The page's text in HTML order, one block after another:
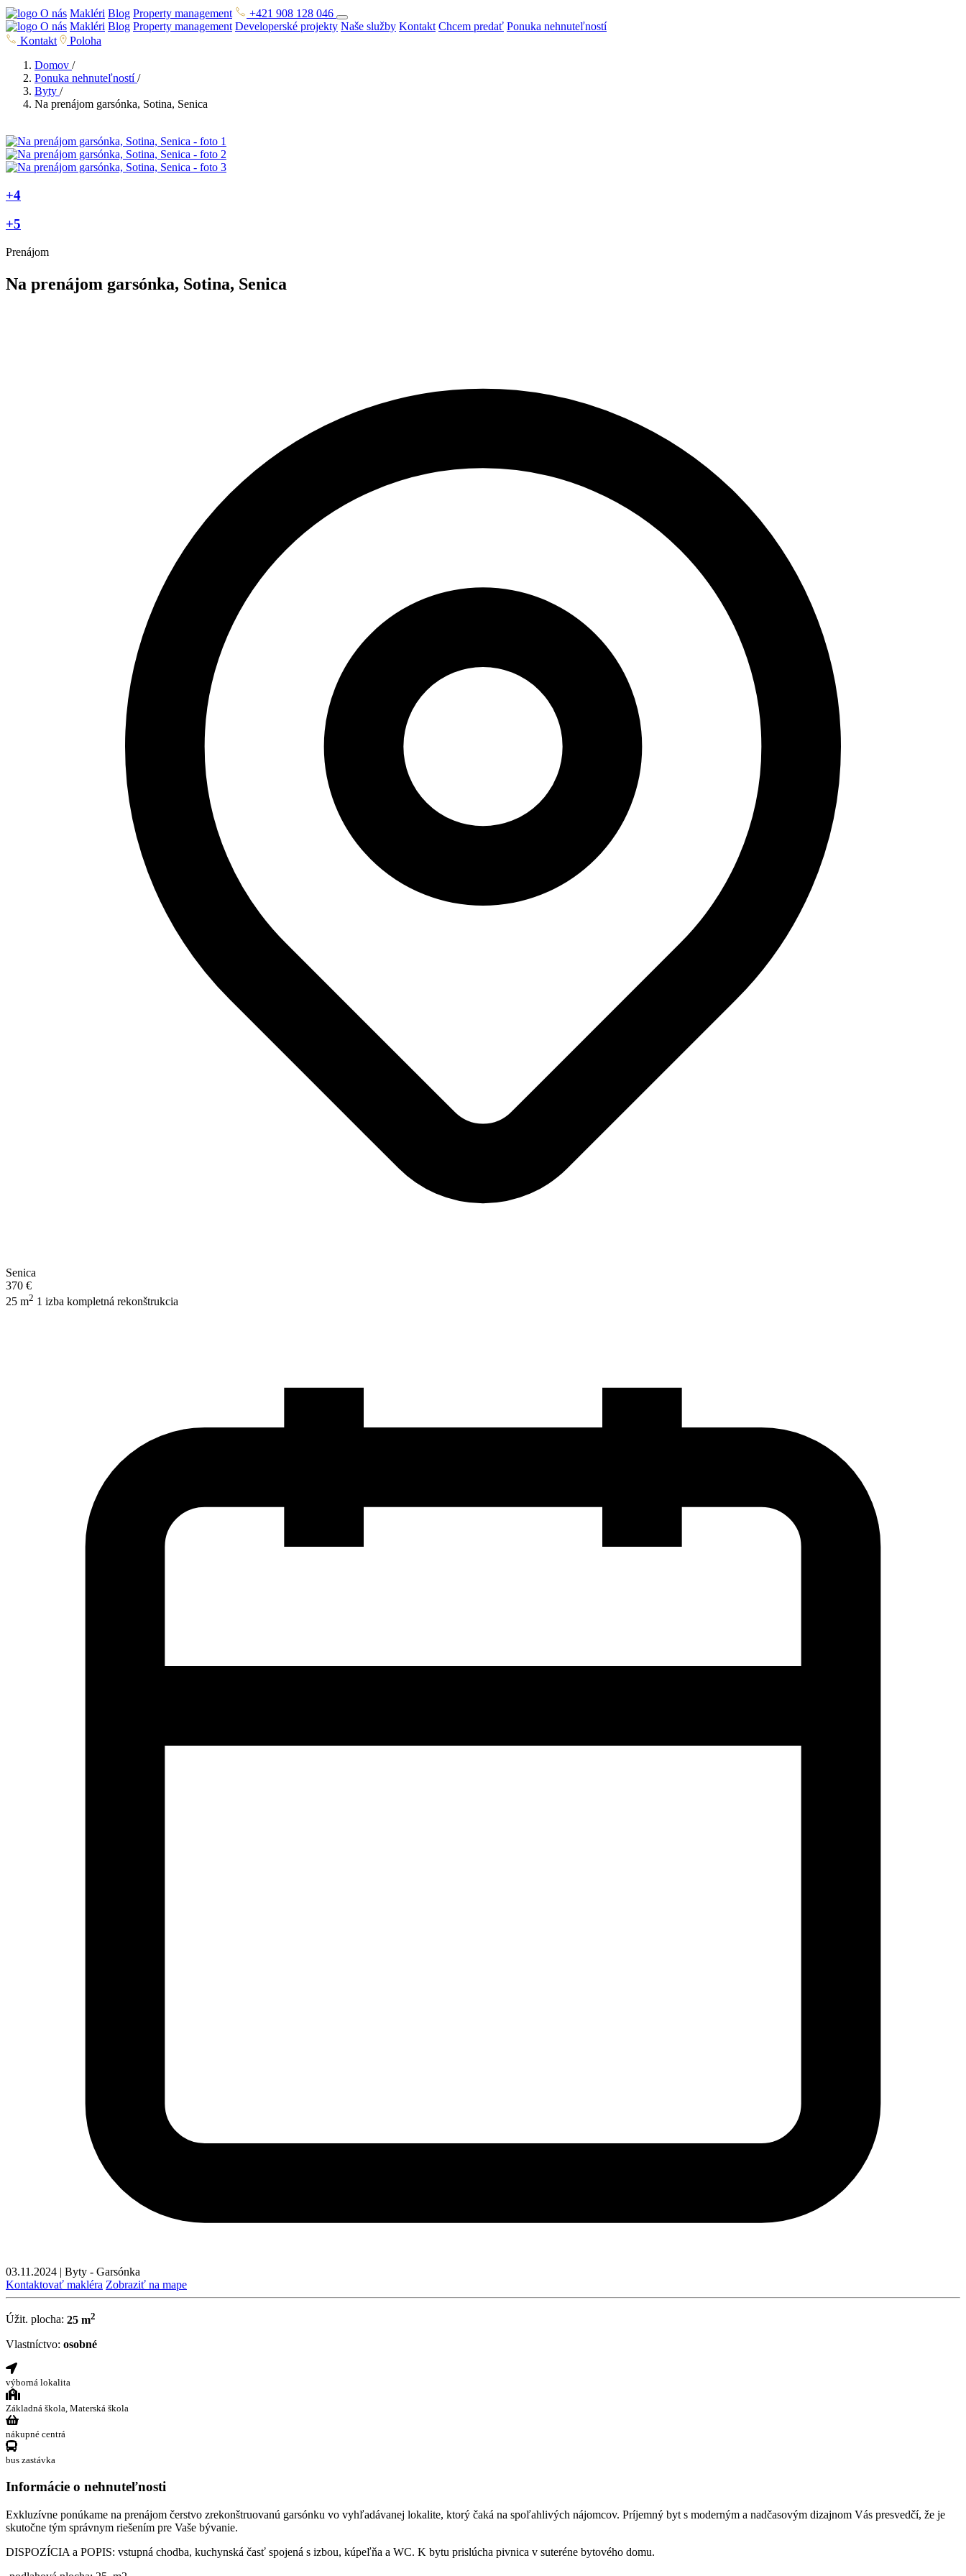
O nás Makléri Blog Property management
+421 908 128 046
O nás Makléri Blog Property management Developerské projekty Naše služby Kontakt Chcem predať Ponuka nehnuteľností
Kontakt
Poloha
Domov /
Ponuka nehnuteľností /
Byty /
Na prenájom garsónka, Sotina, Senica
+4
+5
Prenájom
Na prenájom garsónka, Sotina, Senica
Senica
370 €
25 m2 1 izba kompletná rekonštrukcia
03.11.2024 | Byty - Garsónka
Kontaktovať makléra Zobraziť na mape
Úžit. plocha: 25 m2
Vlastníctvo: osobné
výborná lokalita
Základná škola, Materská škola
nákupné centrá
bus zastávka
Informácie o nehnuteľnosti
Exkluzívne ponúkame na prenájom čerstvo zrekonštruovanú garsónku vo vyhľadávanej lokalite, ktorý čaká na spoľahlivých nájomcov. Príjemný byt s moderným a nadčasovým dizajnom Vás presvedčí, že je
skutočne tým správnym riešením pre Vaše bývanie.
DISPOZÍCIA a POPIS: vstupná chodba, kuchynská časť spojená s izbou, kúpeľňa a WC. K bytu prislúcha pivnica v suteréne bytového domu.